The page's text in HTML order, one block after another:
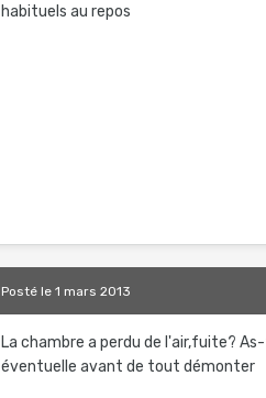
habituels au repos
Postéle 1 mars 2013
La chambre a perdu de l'air,fuite?
éventuelle avant de tout démonter